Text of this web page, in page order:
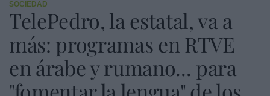
SOCIEDAD
TelePedro, la estatal, va a
más: programas en RTVE
en árabe y rumano... para